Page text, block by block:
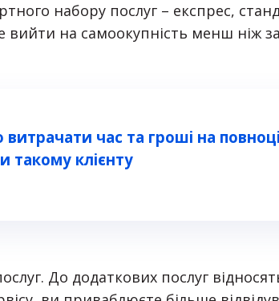
набору послуг – експрес,
вийти на самоокупність менш ніж
час та гроші на
такому клієнту
До додаткових послуг